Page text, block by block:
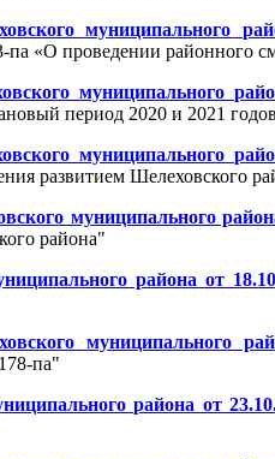
муниципального
«О проведении районного
муниципального
период 2020 и 2021
муниципального
развитием Шелеховского
муниципального
района"
района от
муниципального
па"
района от